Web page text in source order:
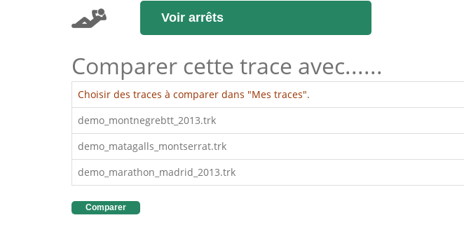
Voir arrêts
Comparer cette trace avec......
Choisir des traces à comparer dans "Mes traces".
demo_montnegrebtt_2013.trk
demo_matagalls_montserrat.trk
demo_marathon_madrid_2013.trk
Comparer